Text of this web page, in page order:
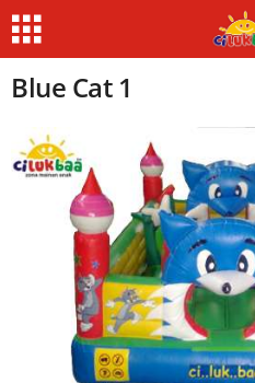
Blue Cat 1